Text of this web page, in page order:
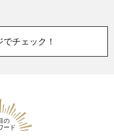
チェック！
の
ード